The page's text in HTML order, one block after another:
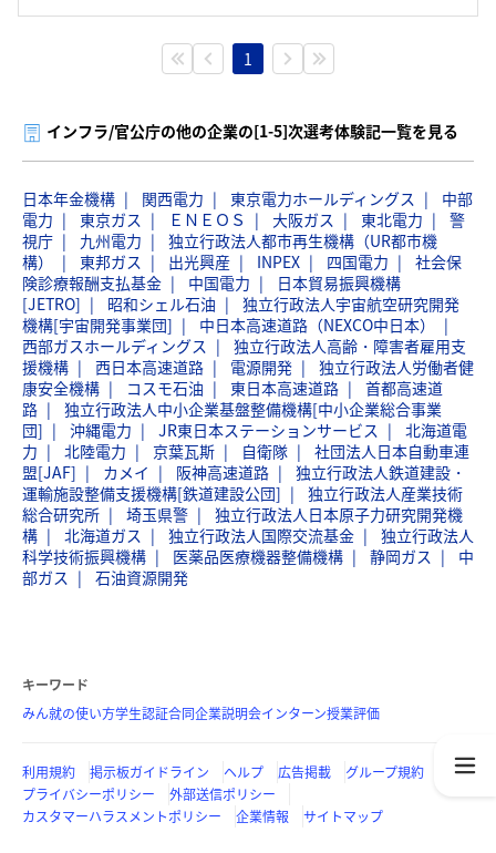
1
インフラ/官公庁の他の企業の[1-5]次選考体験記一覧を見る
日本年金機構 関西電力 東京電力ホールディングス
中部
電力
東京ガス ＥＮＥＯＳ 大阪ガス 東北電力
警
視庁
九州電力
独立行政法人都市再生機構（UR都市機
構）
東邦ガス 出光興産 INPEX 四国電力
社会保
険診療報酬支払基金
中国電力
日本貿易振興機構
[JETRO]
昭和シェル石油
独立行政法人宇宙航空研究開発
機構[宇宙開発事業団]
中日本高速道路（NEXCO中日本）
西部ガスホールディングス
独立行政法人高齢・障害者雇用支
援機構
西日本高速道路 電源開発
独立行政法人労働者健
康安全機構
コスモ石油 東日本高速道路
首都高速道
路
独立行政法人中小企業基盤整備機構[中小企業総合事業
団]
沖縄電力 JR東日本ステーションサービス
北海道電
力
北陸電力 京葉瓦斯 自衛隊
社団法人日本自動車連
盟[JAF]
カメイ 阪神高速道路
独立行政法人鉄道建設・
運輸施設整備支援機構[鉄道建設公団]
独立行政法人産業技術
総合研究所
埼玉県警
独立行政法人日本原子力研究開発機
構
北海道ガス 独立行政法人国際交流基金
独立行政法人
科学技術振興機構
医薬品医療機器整備機構 静岡ガス
中
部ガス
石油資源開発
キーワード
みん就の使い方学生認証合同企業説明会インターン授業評価
利用規約 掲示板ガイドライン ヘルプ 広告掲載
グループ規約
プライバシーポリシー
外部送信ポリシー
カスタマーハラスメントポリシー
企業情報 サイトマップ